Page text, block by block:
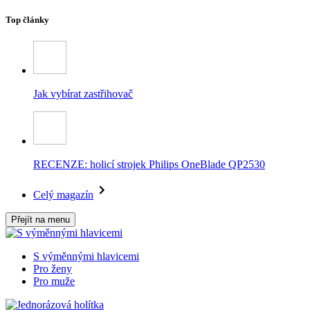
Top články
Jak vybírat zastřihovač
RECENZE: holicí strojek Philips OneBlade QP2530
Celý magazín
Přejít na menu
S výměnnými hlavicemi
Pro ženy
Pro muže